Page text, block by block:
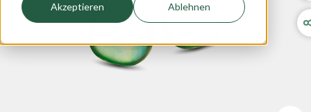
Akzeptieren Ablehnen